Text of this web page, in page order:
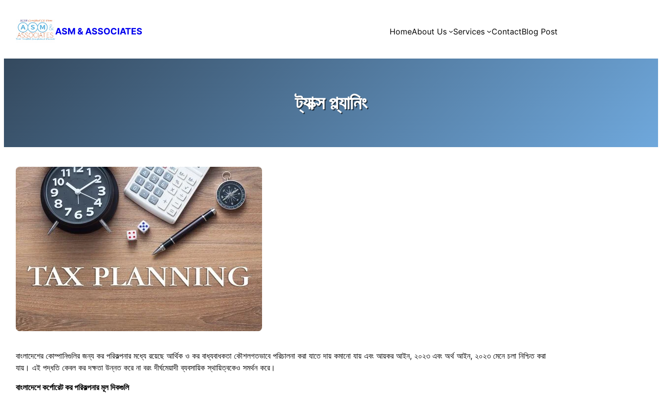
content
ASM & ASSOCIATES HomeAbout Us Services ContactBlog Post
ট্যাক্স প্ল্যানিং
বাংলাদেশের কোম্পানিগুলির জন্য কর পরিকল্পনার মধ্যে রয়েছে আর্থিক ও কর বাধ্যবাধকতা কৌশলগতভাবে পরিচালনা করা যাতে দায় কমানো যায় এবং আয়কর আইন, ২০২৩ এবং অর্থ আইন, ২০২৩ মেনে চলা নিশ্চিত করা
যায়। এই পদ্ধতি কেবল কর দক্ষতা উন্নত করে না বরং দীর্ঘমেয়াদী ব্যবসায়িক স্থায়িত্বকেও সমর্থন করে।
বাংলাদেশে কর্পোরেট কর পরিকল্পনার মূল দিকগুলি